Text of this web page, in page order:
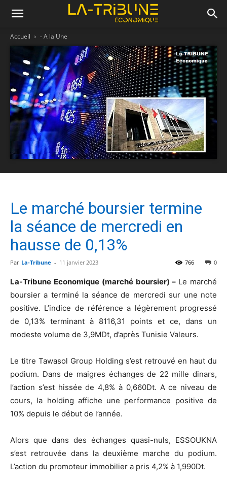
Accueil - A la Une
Le marché boursier termine
la séance de mercredi en
hausse de 0,13%
Par La-Tribune - 11 janvier 2023 0
766
La-Tribune Economique (marché boursier) – Le marché
boursier a terminé la séance de mercredi sur une note
positive. L’indice de référence a légèrement progressé
de 0,13% terminant à 8116,31 points et ce, dans un
modeste volume de 3,9MDt, d’après Tunisie Valeurs.
Le titre Tawasol Group Holding s’est retrouvé en haut du
podium. Dans de maigres échanges de 22 mille dinars,
l’action s’est hissée de 4,8% à 0,660Dt. A ce niveau de
cours, la holding affiche une performance positive de
10% depuis le début de l’année.
Alors que dans des échanges quasi-nuls, ESSOUKNA
s’est retrouvée dans la deuxième marche du podium.
L’action du promoteur immobilier a pris 4,2% à 1,990Dt.